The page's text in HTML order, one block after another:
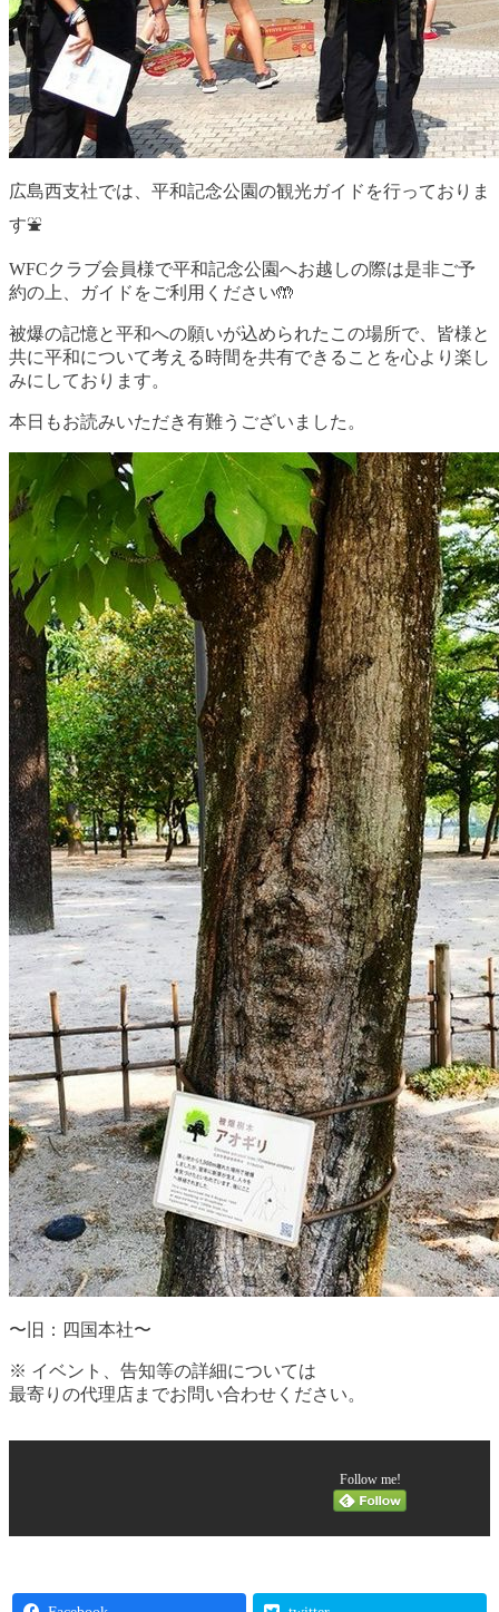
広島西支社では、平和記念公園の観光ガイドを行っておりま
す⛲️
WFCクラブ会員様で平和記念公園へお越しの際は是非ご予
約の上、ガイドをご利用ください🤲
被爆の記憶と平和への願いが込められたこの場所で、皆様と
共に平和について考える時間を共有できることを心より楽し
みにしております。
本日もお読みいただき有難うございました。
〜旧：四国本社〜
※ イベント、告知等の詳細については
最寄りの代理店までお問い合わせください。
Follow me!